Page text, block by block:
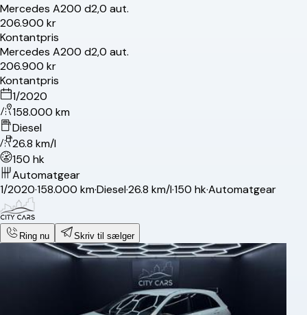
Mercedes A200 d2,0 aut.
206.900 kr
Kontantpris
Mercedes A200 d2,0 aut.
206.900 kr
Kontantpris
1/2020
158.000 km
Diesel
26.8 km/l
150 hk
Automatgear
1/2020·158.000 km·Diesel·26.8 km/l·150 hk·Automatgear
Ring nu Skriv til sælger